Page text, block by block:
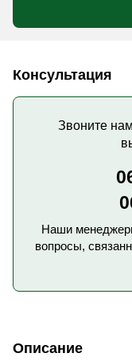
Консультация
Звоните
Наши
вопросы,
Описание